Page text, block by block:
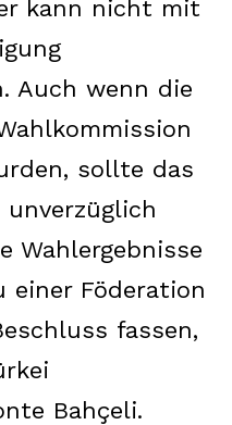
kann nicht mit
Auch wenn die
sollte das
unverzüglich
Wahlergebnisse
einer Föderation
fassen,
Bahçeli.